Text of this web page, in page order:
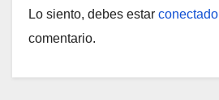
Lo siento, debes estar conectado
comentario.